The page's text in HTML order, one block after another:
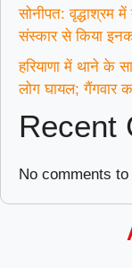
सोनीपत: वृद्धाश्रम में
संस्कार से किया
हरियाणा में थाने के
लोग घायल; गैंगवार
Recent
No comments to